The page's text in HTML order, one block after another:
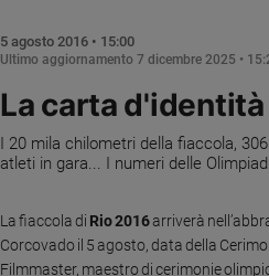
Chiesa
e
Santi
e
Parola
La carta d'identità
I 20 mila chilometri della fiaccola,
atleti in gara... I numeri delle
5 agosto 2016 • 15:00
Ultimo aggiornamento 7 dicembre 2025 •
La fiaccola di Rio 2016arriverà
Corcovado il 5 agosto, data della
Filmmaster, maestro di cerimonie